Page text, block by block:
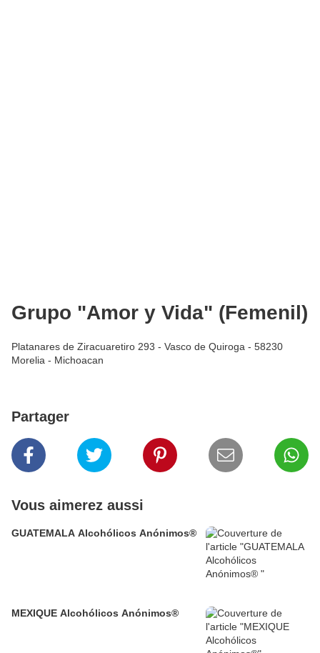
Grupo "Amor y Vida" (Femenil)
Platanares de Ziracuaretiro 293 - Vasco de Quiroga - 58230
Morelia - Michoacan
Partager
Vous aimerez aussi
GUATEMALA Alcohólicos Anónimos®
MEXIQUE Alcohólicos Anónimos®